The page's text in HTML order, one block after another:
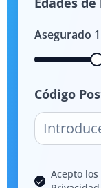
Asegurado 1
Código
Acepto